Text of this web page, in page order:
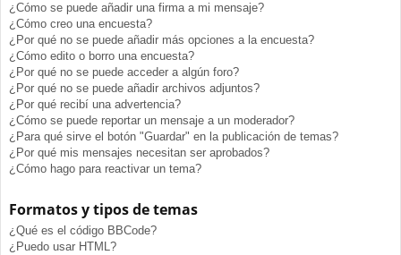
¿Cómo se puede añadir una firma a mi mensaje?
¿Cómo creo una encuesta?
¿Por qué no se puede añadir más opciones a la encuesta?
¿Cómo edito o borro una encuesta?
¿Por qué no se puede acceder a algún foro?
¿Por qué no se puede añadir archivos adjuntos?
¿Por qué recibí una advertencia?
¿Cómo se puede reportar un mensaje a un moderador?
¿Para qué sirve el botón "Guardar" en la publicación de temas?
¿Por qué mis mensajes necesitan ser aprobados?
¿Cómo hago para reactivar un tema?
Formatos y tipos de temas
¿Qué es el código BBCode?
¿Puedo usar HTML?